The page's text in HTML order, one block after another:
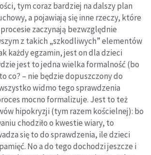
tym coraz bardziej na dalszy plan
a pojawiają się inne rzeczy, które
procesie zaczynają bezwzględnie
z takich „szkodliwych” elementów
każdy egzamin, jest on dla dzieci
jest to jedna wielka formalność (bo
co? – nie będzie dopuszczony do
widmo tego sprawdzenia
mocno formalizuje. Jest to też
hipokryzji (tym razem kościelnej): bo
chodziło o kwestie wiary, to
się to do sprawdzenia, ile dzieci
No a do tego dochodzi jeszcze i